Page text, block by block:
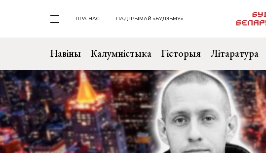
ПРА НАС ПАДТРЫМАЙ «БУДЗЬМУ»
Навіны Калумністыка Гісторыя Літаратура